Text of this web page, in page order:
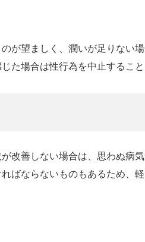
が望ましく、潤いが足りない
た場合は性行為を中止すること
改善しない場合は、思わぬ病
ばならないものもあるため、